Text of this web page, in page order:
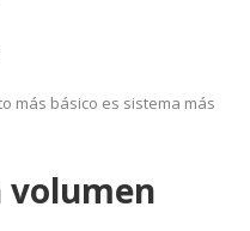
más básico es sistema más
volumen